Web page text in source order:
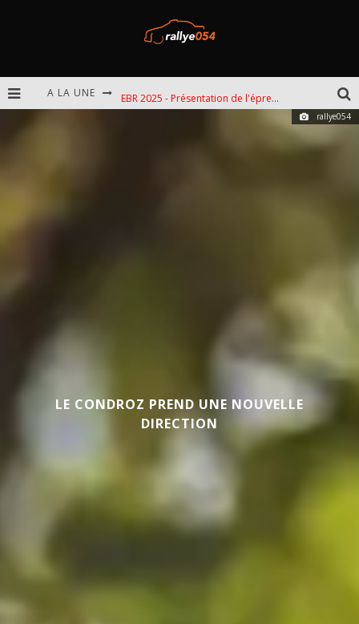
A LA UNE
Omloop 2025 - Présentation de l'épreuve
rallye054
LE CONDROZ PREND UNE NOUVELLE
DIRECTION